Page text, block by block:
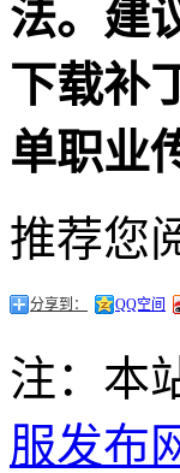
法。建
下载补
单职业
推荐您
分享到： QQ空间
注：本
服发布